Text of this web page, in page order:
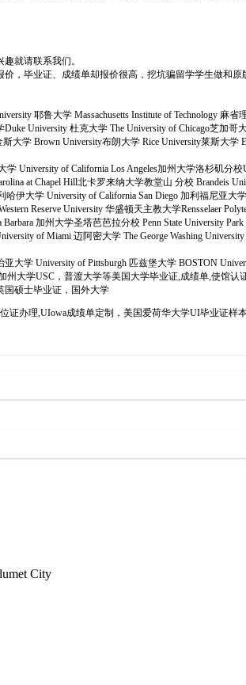
就请联系我们。
，毕业证、成绩单却报价很高，挖坑骗留学学生做
耶鲁大学 Massachusetts Institute of Technology
Duke University 杜克大学 The University of Chicago芝
大学 Brown University布朗大学 Rice University莱斯大
University of California Los Angeles加州大学洛杉矶
at Chapel Hill北卡罗来纳大学教堂山 分校
哈伊大学 University of California San Diego 加利福尼
Reserve University 华盛顿天主教大学Rensselaer
加州大学圣塔芭芭拉分校 Penn State University
of Miami 迈阿密大学 The George Washing
亚大学 University of Pittsburgh 匹兹堡大学 BOSTON
州大学USC，普渡大学等美国大学毕业证,成绩单,使馆认
国硕士毕业证，国外大学
证办理,UIowa成绩单定制，美国爱荷华大学UI毕业证
City